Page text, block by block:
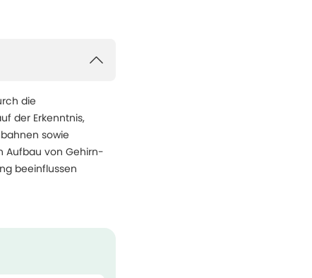
die
der Erkenntnis,
sowie
Aufbau von Gehirn-
beeinflussen